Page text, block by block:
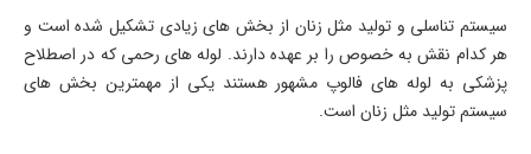
سیستم تناسلی و تولید مثل زنان از بخش های زیادی تشکیل شده است و
هر کدام نقش به خصوص را بر عهده دارند. لوله های رحمی که در اصطلاح
پزشکی به لوله های فالوپ مشهور هستند یکی از مهمترین بخش های
سیستم تولید مثل زنان است.